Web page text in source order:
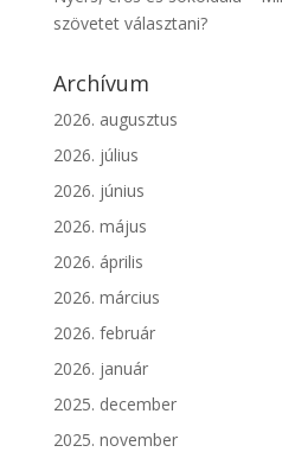
szövetet választani?
Archívum
2026. augusztus
2026. július
2026. június
2026. május
2026. április
2026. március
2026. február
2026. január
2025. december
2025. november